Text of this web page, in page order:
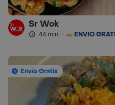
Sr Wok
44 min · ENVÍO
Envío Gratis